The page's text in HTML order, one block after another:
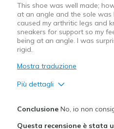
This shoe was well made;
at an angle and the sole
caused my arthritic legs and
sneakers for support so my
being at an angle. I was
rigid.
Mostra traduzione
Più dettagli
ConclusioneNo, io non
Questa recensione è stata